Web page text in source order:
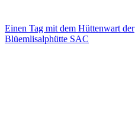
Einen Tag mit dem Hüttenwart der
Blüemlisalphütte SAC